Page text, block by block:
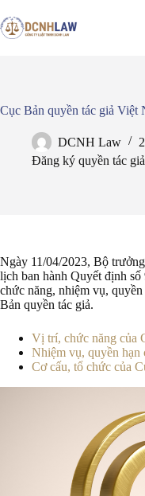
đến
phần
Cục Bản quyền tác giả Việt
DCNH Law
Đăng ký quyền tác giả
Ngày 11/04/2023, Bộ
lịch ban hành Quyết định
chức năng, nhiệm vụ,
Bản quyền tác giả.
Vị trí, chức năng của
Nhiệm vụ, quyền hạn
Cơ cấu, tổ chức của